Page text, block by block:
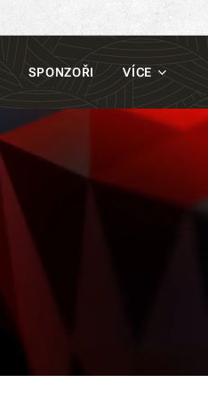
SPONZOŘI VÍCE